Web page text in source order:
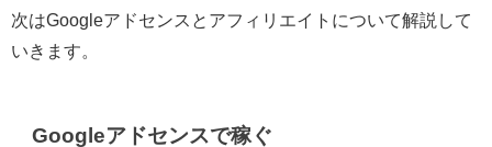
次はGoogleアドセンスとアフィリエイトについて解説して
いきます。
Googleアドセンスで稼ぐ